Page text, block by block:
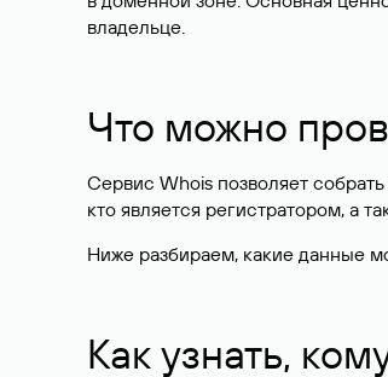
владельце.
Что можно
Сервис Whois позволяет
кто является регистратором, а
Ниже разбираем, какие данные
Как узнать,